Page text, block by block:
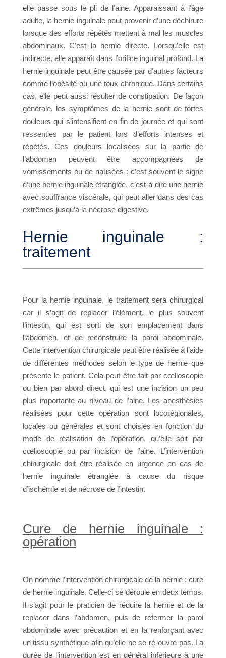
elle passe sous le pli de l’aine. Apparaissant à l’âge
adulte, la hernie inguinale peut provenir d’une déchirure
lorsque des efforts répétés mettent à mal les muscles
abdominaux. C’est la hernie directe. Lorsqu’elle est
indirecte, elle apparaît dans l’orifice inguinal profond. La
hernie inguinale peut être causée par d’autres facteurs
comme l’obésité ou une toux chronique. Dans certains
cas, elle peut aussi résulter de constipation. De façon
générale, les symptômes de la hernie sont de fortes
douleurs qui s’intensifient en fin de journée et qui sont
ressenties par le patient lors d’efforts intenses et
répétés. Ces douleurs localisées sur la partie de
l’abdomen peuvent être accompagnées de
vomissements ou de nausées : c’est souvent le signe
d’une hernie inguinale étranglée, c’est-à-dire une hernie
avec souffrance viscérale, qui peut aller dans des cas
extrêmes jusqu’à la nécrose digestive.
Hernie inguinale :
traitement
Pour la hernie inguinale, le traitement sera chirurgical
car il s’agit de replacer l’élément, le plus souvent
l’intestin, qui est sorti de son emplacement dans
l’abdomen, et de reconstruire la paroi abdominale.
Cette intervention chirurgicale peut être réalisée à l’aide
de différentes méthodes selon le type de hernie que
présente le patient. Cela peut être fait par cœlioscopie
ou bien par abord direct, qui est une incision un peu
plus importante au niveau de l’aine. Les anesthésies
réalisées pour cette opération sont locorégionales,
locales ou générales et sont choisies en fonction du
mode de réalisation de l’opération, qu’elle soit par
cœlioscopie ou par incision de l’aine. L’intervention
chirurgicale doit être réalisée en urgence en cas de
hernie inguinale étranglée à cause du risque
d’ischémie et de nécrose de l’intestin.
Cure de hernie inguinale :
opération
On nomme l’intervention chirurgicale de la hernie : cure
de hernie inguinale. Celle-ci se déroule en deux temps.
Il s’agit pour le praticien de réduire la hernie et de la
replacer dans l’abdomen, puis de refermer la paroi
abdominale avec précaution et en la renforçant avec
un tissu synthétique afin qu’elle ne se ré-ouvre pas. La
durée de l’intervention est en général inférieure à une